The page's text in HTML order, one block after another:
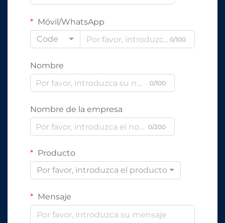
Móvil/WhatsApp
Code
0/100
Nombre
0/100
Nombre de la empresa
0/200
Producto
Por favor, introduzca el producto
Mensaje